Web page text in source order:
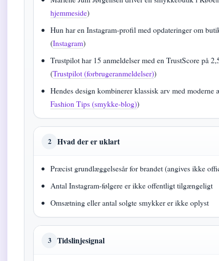
hjemmeside)
Hun har en Instagram-profil med opdateringer om
(Instagram)
Trustpilot har 15 anmeldelser med en TrustScore på
(Trustpilot (forbrugeranmeldelser))
Hendes design kombinerer klassisk arv med moderne
Fashion Tips (smykke-blog))
2 Hvad der er uklart
Præcist grundlæggelsesår for brandet (angives ikke
Antal Instagram-følgere er ikke offentligt tilgængeligt
Omsætning eller antal solgte smykker er ikke oplyst
3 Tidslinjesignal